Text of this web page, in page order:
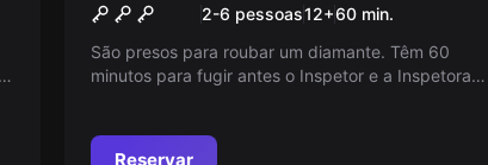
Guilty! 2-6 pessoas12+60 min.
São presos para roubar um diamante. Têm 60
minutos para fugir antes o Inspetor e a Inspetora
personagem!
Reservar